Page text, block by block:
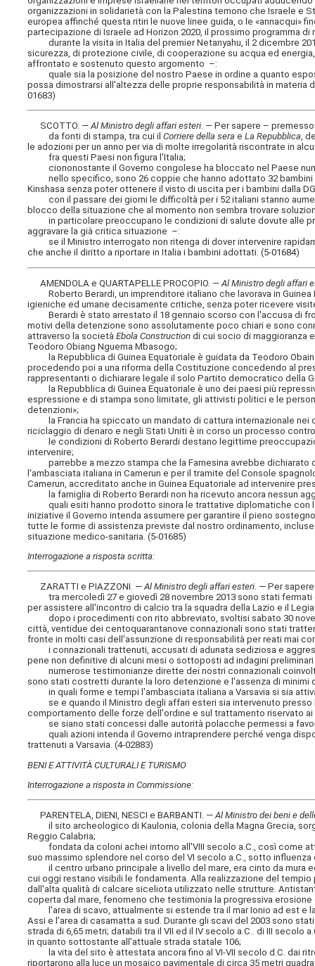
organizzazioni in solidarietà con la Palestina temono che Israele e
europea affinché questa ritiri le nuove linee guida, o le «annacqui»
partecipazione di Israele ad Horizon 2020, il prossimo programma
durante la visita in Italia del premier Netanyahu, il 2 dicembre
sicurezza, di protezione civile, di cooperazione su acqua ed
affrontato e sostenuto questo argomento –:
quale sia la posizione del nostro Paese in ordine a quanto
possa dimostrarsi all'altezza delle proprie responsabilità in
01683)
SCOTTO. —Al Ministro degli affari esteri. —Per sapere –
da fonti di stampa, tra cui ilCorriere della sera eLa Repubblica,
le adozioni per un anno per via di molte irregolarità riscontrate in
fra questi Paesi non figura l'Italia;
ciononostante il Governo congolese ha bloccato nel Paese
nello specifico, sono 26 coppie che hanno adottato 32 bambini
Kinshasa senza poter ottenere il visto di uscita per i bambini dalla
con il passare dei giorni le difficoltà per i 52 italiani stanno
blocco della situazione che al momento non sembra trovare
in particolare preoccupano le condizioni di salute dovute alle
aggravare la già critica situazione –:
se il Ministro interrogato non ritenga di dover intervenire
che anche il diritto a riportare in Italia i bambini adottati. (5-01684)
AMENDOLA e QUARTAPELLE PROCOPIO. —Al Ministro degli affari
Roberto Berardi, un imprenditore italiano che lavorava in Guinea
igieniche ed umane decisamente critiche, senza poter ricevere
Berardi è stato arrestato il 18 gennaio scorso con l'accusa di
motivi della detenzione sono assolutamente poco chiari e sono
attraverso la societàEbola Construction di cui socio di maggioranza
Teodoro Obiang Nguema Mbasogo;
la Repubblica di Guinea Equatoriale è guidata da Teodoro
procedendo poi a una riforma della Costituzione concedendo al
rappresentanti o dichiarare legale il solo Partito democratico della
la Repubblica di Guinea Equatoriale è uno dei paesi più
espressione e di stampa sono limitate, gli attivisti politici e le
detenzioni»;
la Francia ha spiccato un mandato di cattura internazionale nei
riciclaggio di denaro e negli Stati Uniti è in corso un processo
le condizioni di Roberto Berardi destano legittime
intervenire;
parrebbe a mezzo stampa che la Farnesina avrebbe dichiarato
l'ambasciata italiana in Camerun e per il tramite del Console
Camerun, accreditato anche in Guinea Equatoriale ad intervenire
la famiglia di Roberto Berardi non ha ricevuto ancora nessun
quali esiti hanno prodotto sinora le trattative diplomatiche con la
iniziative il Governo intenda assumere per garantire il pieno
tutte le forme di assistenza previste dal nostro ordinamento,
situazione medico-sanitaria. (5-01685)
Interrogazione a risposta scritta:
ZARATTI e PIAZZONI. —Al Ministro degli affari esteri. — Per
tra mercoledì 27 e giovedì 28 novembre 2013 sono stati fermati
per assistere all'incontro di calcio tra la squadra della Lazio e il
dopo i procedimenti con rito abbreviato, svoltisi sabato 30
città, ventidue dei centoquarantanove connazionali sono stati
fronte in molti casi dell'assunzione di responsabilità per reati mai
i connazionali trattenuti, accusati di adunata sediziosa e
pene non definitive di alcuni mesi o sottoposti ad indagini
numerose testimonianze dirette dei nostri connazionali coinvolti
sono stati costretti durante la loro detenzione e l'assenza di
in quali forme e tempi l'ambasciata italiana a Varsavia si sia
se e quando il Ministro degli affari esteri sia intervenuto presso
comportamento delle forze dell'ordine e sul trattamento riservato ai
se siano stati concessi dalle autorità polacche permessi a
quali azioni intenda il Governo intraprendere perché venga
trattenuti a Varsavia. (4-02883)
BENI E ATTIVITÀ CULTURALI E TURISMO
Interrogazione a risposta in Commissione:
PARENTELA, DIENI, NESCI e BARBANTI. —Al Ministro dei beni e
il sito archeologico di Kaulonia, colonia della Magna Grecia,
Reggio Calabria;
fondata da coloni achei intorno all'VIII secolo a.C., così come
suo massimo splendore nel corso del VI secolo a.C., sotto
il centro urbano principale a livello del mare, era cinto da mura
cui oggi restano visibili le fondamenta. Alla realizzazione del
dall'alta qualità di calcare siceliota utilizzato nelle strutture.
coperta dal mare, fenomeno che testimonia la progressiva
l'area di scavo, attualmente si estende tra il mar Ionio ad est e
Assi e l'area di casamatta a sud. Durante gli scavi del 2003 sono
strada di 6,65 metri; databili tra il VII ed il IV secolo a.C.. di III
in quanto sottostante all'attuale strada statale 106;
la vita del sito è attestata ancora fino al VI-VII secolo d.C. dai
riportarono alla luce un mosaico pavimentale di circa 35 metri